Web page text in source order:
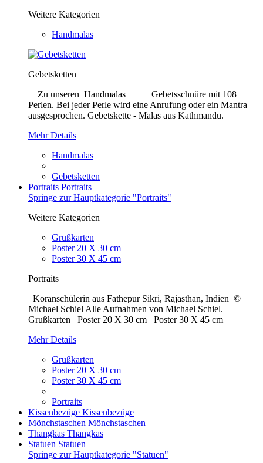
Weitere Kategorien
Handmalas
Gebetsketten
Zu unseren Handmalas Gebetsschnüre mit 108
Perlen. Bei jeder Perle wird eine Anrufung oder ein Mantra
ausgesprochen. Gebetskette - Malas aus Kathmandu.
Mehr Details
Handmalas
Gebetsketten
Portraits Portraits
Springe zur Hauptkategorie "Portraits"
Weitere Kategorien
Grußkarten
Poster 20 X 30 cm
Poster 30 X 45 cm
Portraits
Koranschülerin aus Fathepur Sikri, Rajasthan, Indien ©
Michael Schiel Alle Aufnahmen von Michael Schiel.
Grußkarten Poster 20 X 30 cm Poster 30 X 45 cm
Mehr Details
Grußkarten
Poster 20 X 30 cm
Poster 30 X 45 cm
Portraits
Kissenbezüge Kissenbezüge
Mönchstaschen Mönchstaschen
Thangkas Thangkas
Statuen Statuen
Springe zur Hauptkategorie "Statuen"